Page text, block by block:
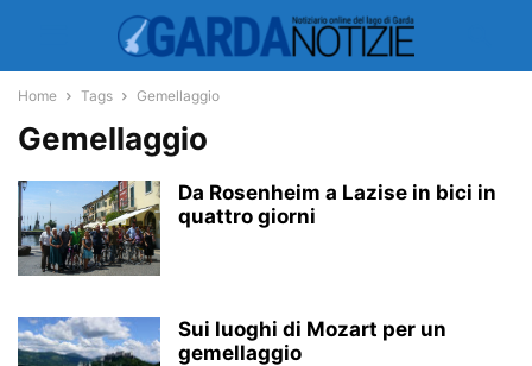
Home Tags Gemellaggio
Gemellaggio
Da Rosenheim a Lazise in bici in
quattro giorni
Sui luoghi di Mozart per un
gemellaggio